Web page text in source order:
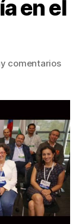
en el
comentariosen
a
una
justa
por
la